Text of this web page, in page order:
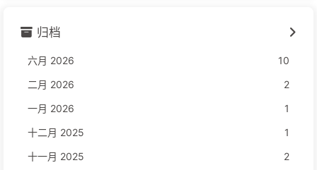
归档
六月 2026
10
二月 2026
2
一月 2026
1
十二月 2025
1
十一月 2025
2